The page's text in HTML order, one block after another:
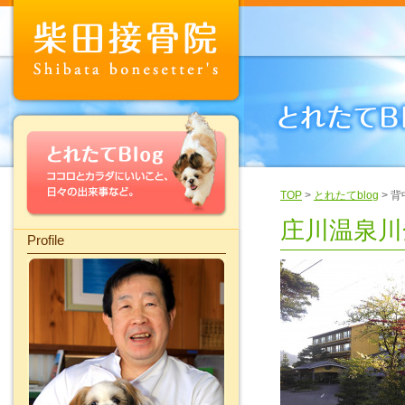
Profile
TOP > とれたてblog > 背
庄川温泉